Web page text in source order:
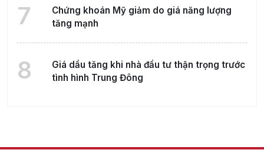
7
Chứng khoán Mỹ giảm do giá năng lượng
tăng mạnh
8
Giá dầu tăng khi nhà đầu tư thận trọng trước
tình hình Trung Đông